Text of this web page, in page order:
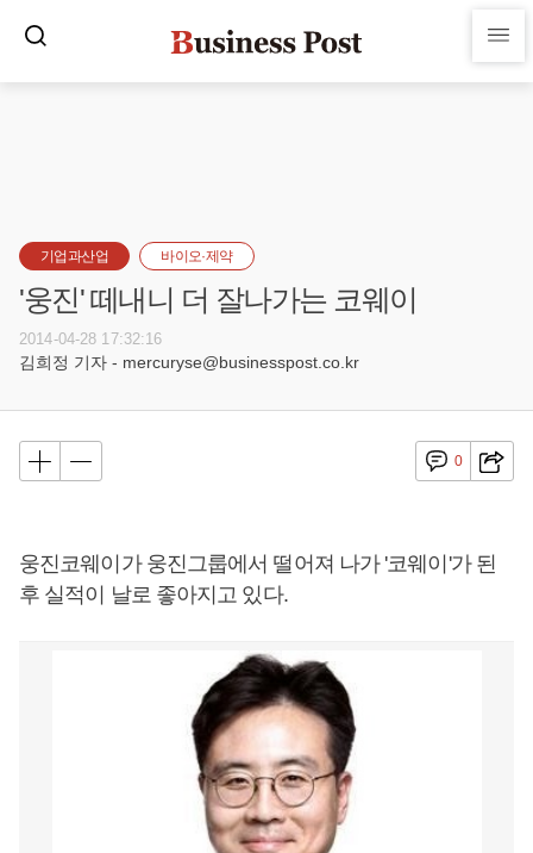
기업과산업 바이오·제약
'웅진' 떼내니 더 잘나가는 코웨이
2014-04-28 17:32:16
김희정 기자 - mercuryse@businesspost.co.kr
0
웅진코웨이가 웅진그룹에서 떨어져 나가 '코웨이'가 된
후 실적이 날로 좋아지고 있다.